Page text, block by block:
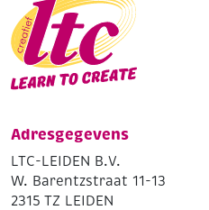
Adresgegevens
LTC-LEIDEN B.V.
W. Barentzstraat 11-13
2315 TZ LEIDEN